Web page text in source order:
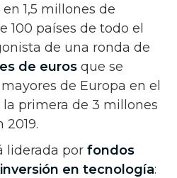
1,5 millones de
100 países de todo el
de una ronda de
de euros que se
de Europa en el
la primera de 3 millones
liderada por fondos
en tecnología: